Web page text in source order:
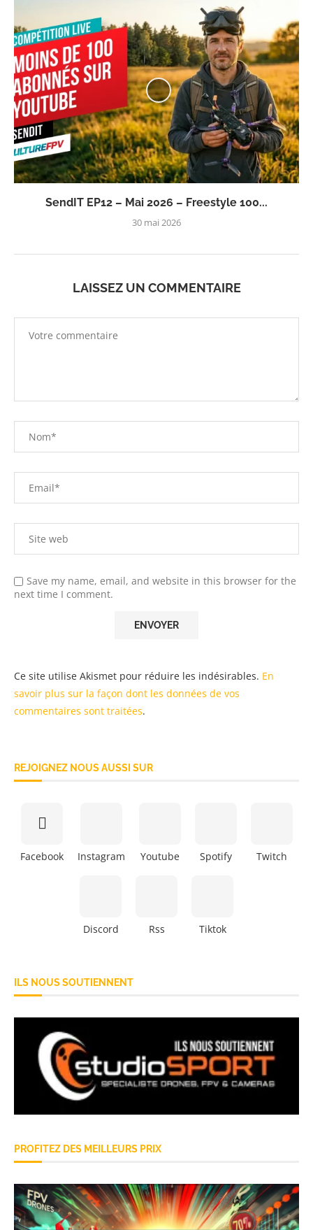
SendIT EP12 – Mai 2026 – Freestyle 100...
30 mai 2026
LAISSEZ UN COMMENTAIRE
Save my name, email, and website in this browser for the
next time I comment.
Ce site utilise Akismet pour réduire les indésirables. En
savoir plus sur la façon dont les données de vos
commentaires sont traitées.
REJOIGNEZ NOUS AUSSI SUR
Facebook Instagram Youtube Spotify Twitch
Discord Rss Tiktok
ILS NOUS SOUTIENNENT
PROFITEZ DES MEILLEURS PRIX